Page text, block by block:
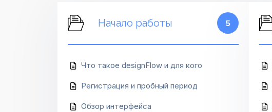
Начало работы 5
Что такое designFlow и для кого
Регистрация и пробный период
Обзор интерфейса